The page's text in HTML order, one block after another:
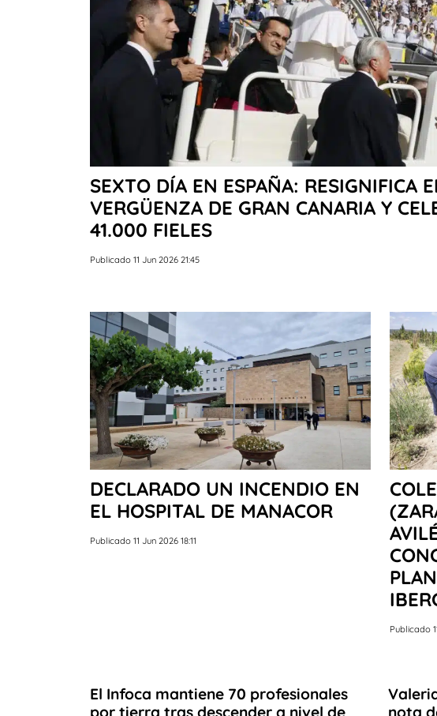
SEXTO DÍA EN ESPAÑA: RESIGNIFICA
VERGÜENZA DE GRAN CANARIA Y
41.000 FIELES
Publicado 11 Jun 2026 21:45
DECLARADO UN INCENDIO EN
EL HOSPITAL DE MANACOR
Publicado 11 Jun 2026 18:11
Publicado
El Infoca mantiene 70 profesionales
por tierra tras descender a nivel de
nota